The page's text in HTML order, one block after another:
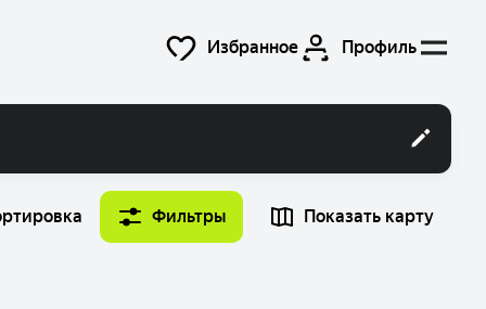
Избранное Профиль
Фильтры Показать карту